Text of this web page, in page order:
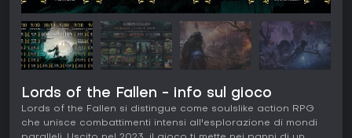
Lords of the Fallen - info sul gioco
Lords of the Fallen si distingue come soulslike action RPG
che unisce combattimenti intensi all'esplorazione di mondi